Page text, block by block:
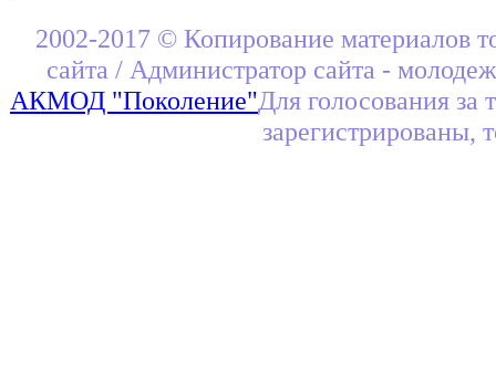
2002-2017 © Копирование материалов
сайта / Администратор сайта -
АКМОД "Поколение"Для голосования за
зарегистрированы,